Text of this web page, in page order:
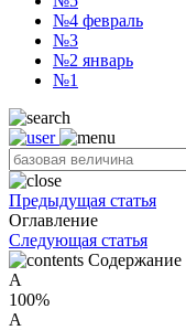
№4 февраль
№3
№2 январь
№1
Предыдущая статья
Оглавление
Следующая статья
Содержание
A
100%
A